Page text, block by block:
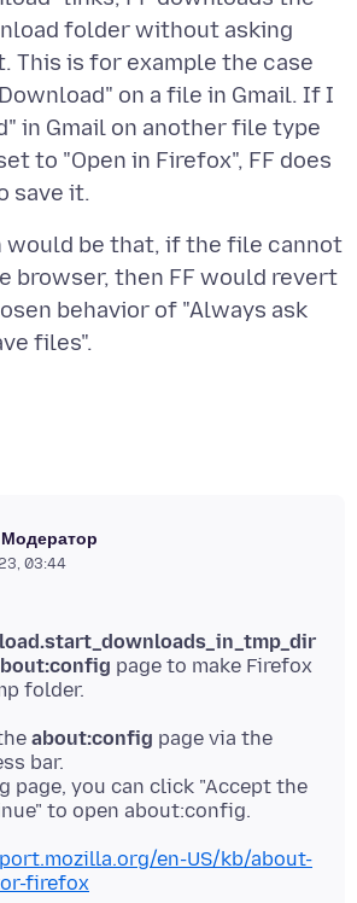
folder without asking
This is for example the case
on a file in Gmail. If I
in Gmail on another file type
to "Open in Firefox", FF does
would be that, if the file cannot
browser, then FF would revert
behavior of "Always ask
Модератор
03:44
page to make Firefox
about:config page via the
bar.
page, you can click "Accept the
en-US/kb/about-
firefox